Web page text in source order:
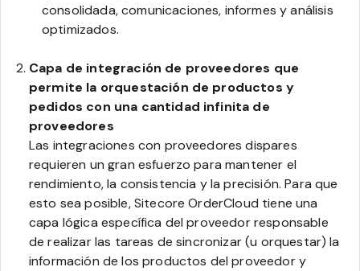
consolidada, comunicaciones, informes y análisis
optimizados.
Capa de integración de proveedores que
permite la orquestación de productos y
pedidos con una cantidad infinita de
proveedores
Las integraciones con proveedores dispares
requieren un gran esfuerzo para mantener el
rendimiento, la consistencia y la precisión. Para que
esto sea posible, Sitecore OrderCloud tiene una
capa lógica específica del proveedor responsable
de realizar las tareas de sincronizar (u orquestar) la
información de los productos del proveedor y